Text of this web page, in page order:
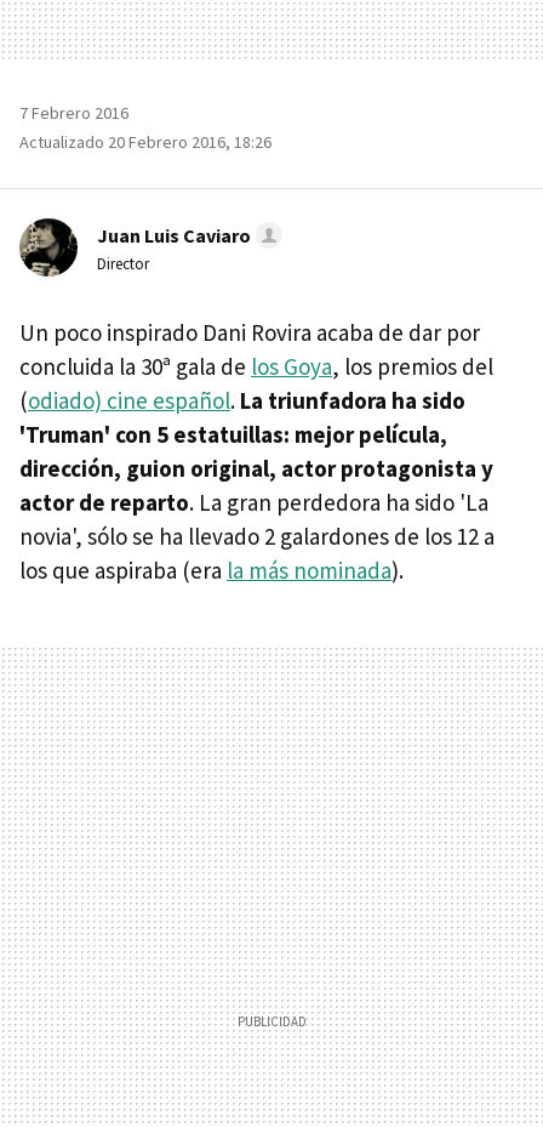
7 Febrero 2016
Actualizado 20 Febrero 2016, 18:26
Juan Luis Caviaro
Director
Un poco inspirado Dani Rovira acaba de dar por
concluida la 30ª gala de los Goya, los premios del
(odiado) cine español. La triunfadora ha sido
'Truman' con 5 estatuillas: mejor película,
dirección, guion original, actor protagonista y
actor de reparto. La gran perdedora ha sido 'La
novia', sólo se ha llevado 2 galardones de los 12 a
los que aspiraba (era la más nominada).